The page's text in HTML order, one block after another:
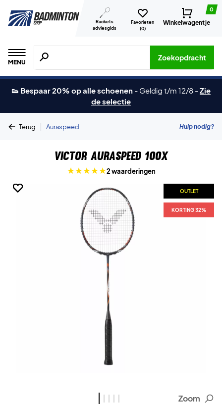
Rackets
adviesgids
Favorieten
(0)
0
Winkelwagentje
MENU
Zoeken naar producten, merken etc.
Zoekopdracht
👟 Bespaar 20% op alle schoenen - Geldig t/m 12/8 -Zie
de selectie
Terug | Auraspeed Hulp nodig?
Victor Auraspeed 100X
2 waarderingen
OUTLET
KORTING 32%
OUTLET
KORTING 32%
OUTLET
KORTING 32%
OUTLET
KORTING 32%
OUTLET
KORTING 32%
Zoom